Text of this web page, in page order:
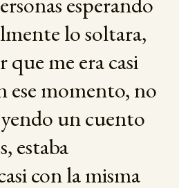
lo soltara,
que me era casi
ese momento, no
un cuento
estaba
con la misma